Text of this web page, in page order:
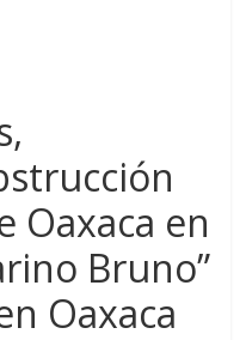
Oaxaca en
Bruno”
Oaxaca